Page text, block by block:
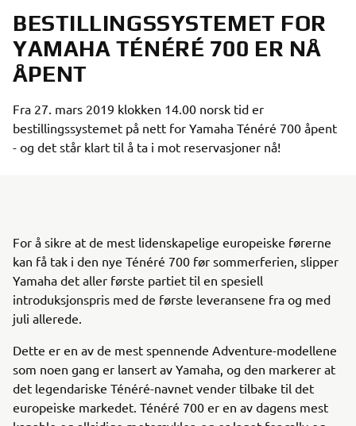
BESTILLINGSSYSTEMET FOR
YAMAHA TÉNÉRÉ 700 ER NÅ
ÅPENT
Fra 27. mars 2019 klokken 14.00 norsk tid er
bestillingssystemet på nett for Yamaha Ténéré 700 åpent
- og det står klart til å ta i mot reservasjoner nå!
For å sikre at de mest lidenskapelige europeiske førerne
kan få tak i den nye Ténéré 700 før sommerferien, slipper
Yamaha det aller første partiet til en spesiell
introduksjonspris med de første leveransene fra og med
juli allerede.
Dette er en av de mest spennende Adventure-modellene
som noen gang er lansert av Yamaha, og den markerer at
det legendariske Ténéré-navnet vender tilbake til det
europeiske markedet. Ténéré 700 er en av dagens mest